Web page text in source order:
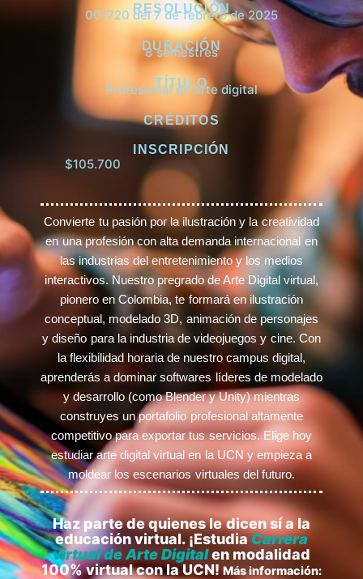
RESOLUCIÓN
001720 del 7 de febrero de 2025
DURACIÓN
8 semestres
TÍTULO
Profesional en arte digital
CRÉDITOS
INSCRIPCIÓN
$105.700
Convierte tu pasión por la ilustración y la creatividad
en una profesión con alta demanda internacional en
las industrias del entretenimiento y los medios
interactivos. Nuestro pregrado de Arte Digital virtual,
pionero en Colombia, te formará en ilustración
conceptual, modelado 3D, animación de personajes
y diseño para la industria de videojuegos y cine. Con
la flexibilidad horaria de nuestro campus digital,
aprenderás a dominar softwares líderes de modelado
y desarrollo (como Blender y Unity) mientras
construyes un portafolio profesional altamente
competitivo para exportar tus servicios. Elige hoy
estudiar arte digital virtual en la UCN y empieza a
moldear los escenarios virtuales del futuro.
Haz parte de quienes le dicen sí a la
educación virtual. ¡EstudiaCarrera
virtual de Arte Digitalen modalidad
100% virtual con la UCN!Más información: